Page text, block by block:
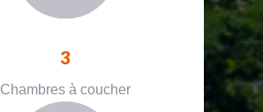
3
Chambres à coucher